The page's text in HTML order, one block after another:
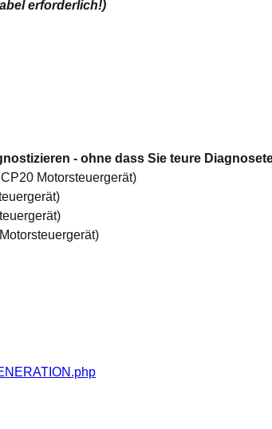
erforderlich!)
- ohne dass Sie teure
Motorsteuergerät)